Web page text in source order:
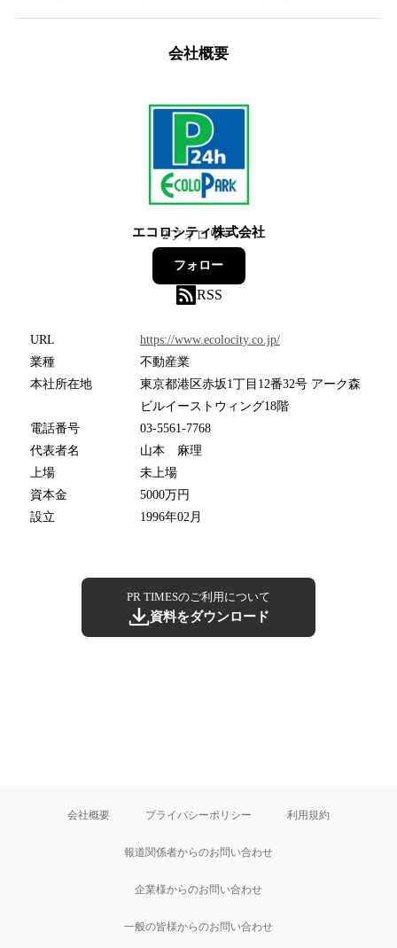
会社概要
エコロシティ株式会社
2フォロワー
フォロー
RSS
URL
https://www.ecolocity.co.jp/
業種
不動産業
本社所在地
東京都港区赤坂1丁目12番32号 アーク森
ビルイーストウィング18階
電話番号
03-5561-7768
代表者名
山本 麻理
上場
未上場
資本金
5000万円
設立
1996年02月
PR TIMESのご利用について
資料をダウンロード
会社概要 プライバシーポリシー 利用規約
報道関係者からのお問い合わせ
企業様からのお問い合わせ
一般の皆様からのお問い合わせ